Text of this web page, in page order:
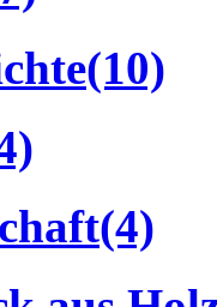
(10)
(4)